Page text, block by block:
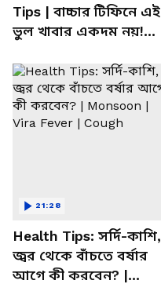
Tips | বাচ্চার টিফিনে এই
ভুল খাবার একদম নয়!
Health Tips: সর্দি-কাশি,
জ্বর থেকে বাঁচতে বর্ষার
আগে কী করবেন? |
21:28